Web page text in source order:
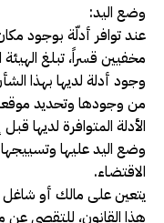
وضع اليد:
عند توافر أدلّة
مخفيين قسراً، تبلغ
وجود أدلة لديها بهذا
من وجودها وتحديد
الأدلة المتوافرة لديها
وضع اليد عليها
الاقتضاء.
يتعين على مالك أو شاغل
هذا القانون، للتقصي عن